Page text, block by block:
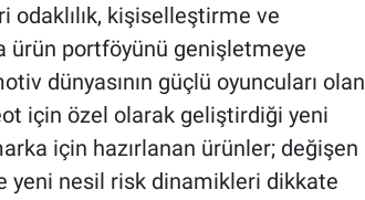
odaklılık, kişiselleştirme ve
ürün portföyünü genişletmeye
dünyasının güçlü oyuncuları olan
için özel olarak geliştirdiği yeni
için hazırlanan ürünler; değişen
yeni nesil risk dinamikleri dikkate